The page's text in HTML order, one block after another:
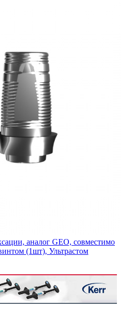
аналог GEO, совместимо
(1шт), Ультрастом